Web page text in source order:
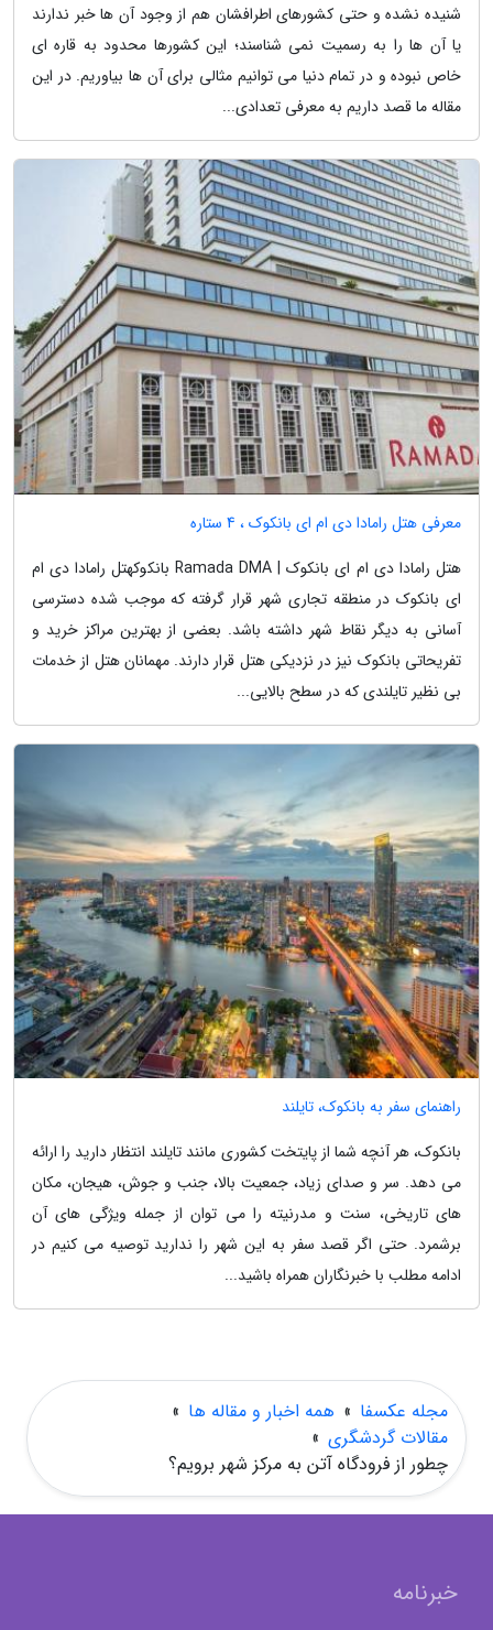
شنیده نشده و حتی کشورهای اطرافشان هم از وجود آن ها خبر ندارند
یا آن ها را به رسمیت نمی شناسند؛ این کشورها محدود به قاره ای
خاص نبوده و در تمام دنیا می توانیم مثالی برای آن ها بیاوریم. در این
مقاله ما قصد داریم به معرفی تعدادی...
معرفی هتل رامادا دی ام ای بانکوک ، 4 ستاره
هتل رامادا دی ام ای بانکوک | Ramada DMA بانکوکهتل رامادا دی ام
ای بانکوک در منطقه تجاری شهر قرار گرفته که موجب شده دسترسی
آسانی به دیگر نقاط شهر داشته باشد. بعضی از بهترین مراکز خرید و
تفریحاتی بانکوک نیز در نزدیکی هتل قرار دارند. مهمانان هتل از خدمات
بی نظیر تایلندی که در سطح بالایی...
راهنمای سفر به بانکوک، تایلند
بانکوک، هر آنچه شما از پایتخت کشوری مانند تایلند انتظار دارید را ارائه
می دهد. سر و صدای زیاد، جمعیت بالا، جنب و جوش، هیجان، مکان
های تاریخی، سنت و مدرنیته را می توان از جمله ویژگی های آن
برشمرد. حتی اگر قصد سفر به این شهر را ندارید توصیه می کنیم در
ادامه مطلب با خبرنگاران همراه باشید...
مجله عکسفا » همه اخبار و مقاله ها »
مقالات گردشگری »
چطور از فرودگاه آتن به مرکز شهر برویم؟
خبرنامه